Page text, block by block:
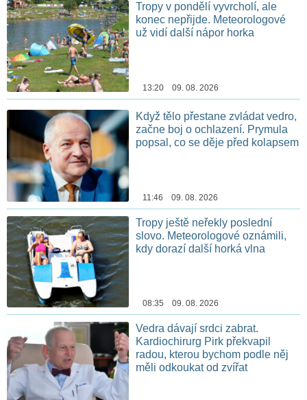
Tropy v pondělí vyvrcholí, ale
konec nepřijde. Meteorologové
už vidí další nápor horka
13:20 09. 08. 2026
Když tělo přestane zvládat vedro,
začne boj o ochlazení. Prymula
popsal, co se děje před kolapsem
11:46 09. 08. 2026
Tropy ještě neřekly poslední
slovo. Meteorologové oznámili,
kdy dorazí další horká vlna
08:35 09. 08. 2026
Vedra dávají srdci zabrat.
Kardiochirurg Pirk překvapil
radou, kterou bychom podle něj
měli odkoukat od zvířat